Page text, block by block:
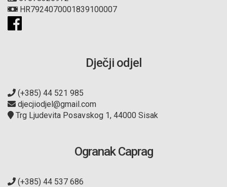
HR7924070001839100007
Dječji odjel
(+385) 44 521 985
djecjiodjel@gmail.com
Trg Ljudevita Posavskog 1, 44000 Sisak
Ogranak Caprag
(+385) 44 537 686